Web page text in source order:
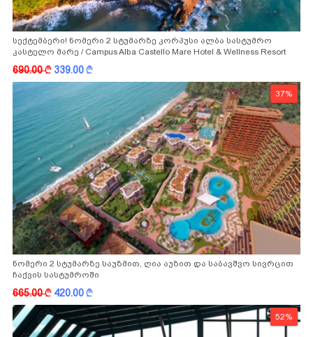
სექტემბერი! ნომერი 2 სტუმარზე კორპუსი ალბა სასტუმრო
კასტელო მარე / Campus Alba Castello Mare Hotel & Wellness Resort
690.00k 339.00k
37%
ნომერი 2 სტუმარზე საუზმით, ღია აუზით და საბავშვო სივრცით
ჩაქვის სასტუმროში
665.00k 420.00k
52%